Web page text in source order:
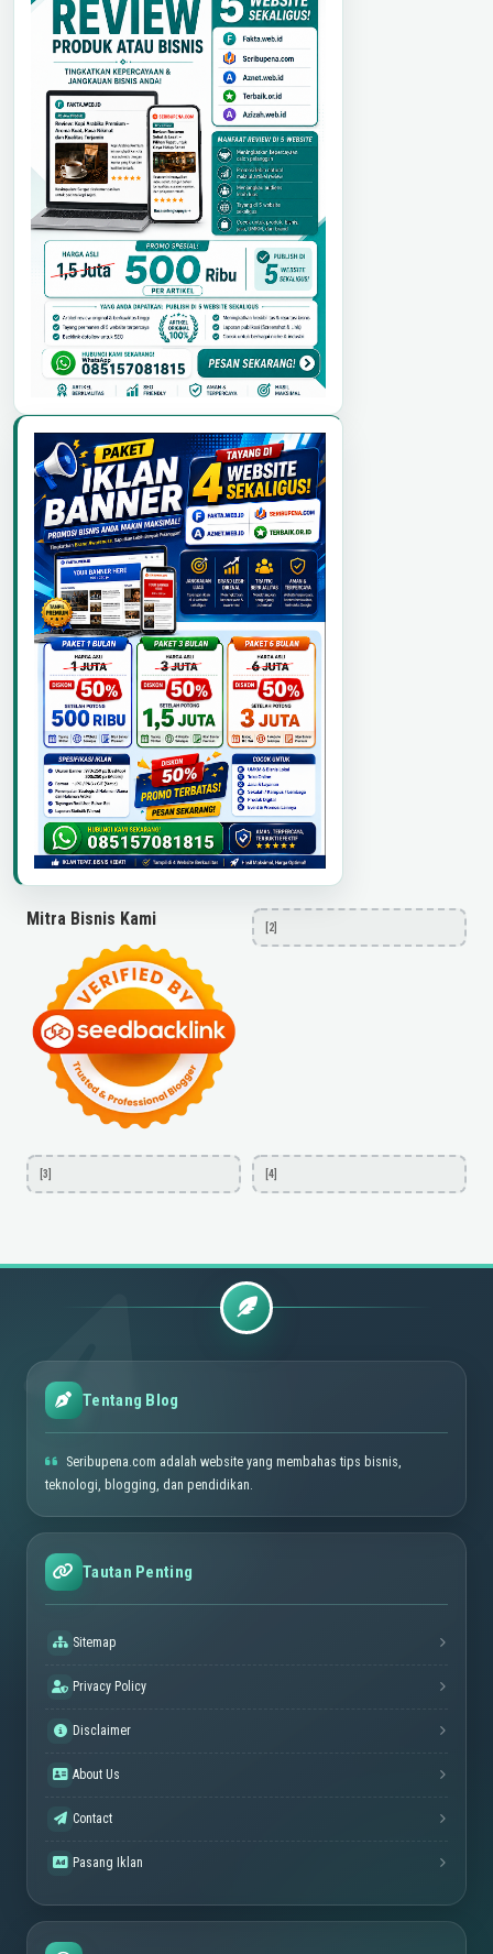
Mitra Bisnis Kami [2]
[3] [4]
Tentang Blog
Seribupena.com adalah website yang membahas tips bisnis,
teknologi, blogging, dan pendidikan.
Tautan Penting
Sitemap
Privacy Policy
Disclaimer
About Us
Contact
Pasang Iklan